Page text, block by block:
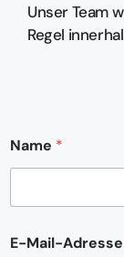
Unser Team
Regel
Name *
E-Mail-Adresse